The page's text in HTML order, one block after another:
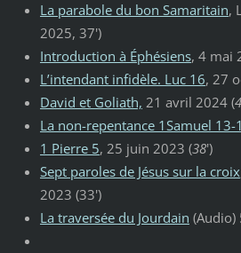
La parabole du bon Samaritain,
2025, 37')
Introduction à Éphésiens, 4 mai
L’intendant infidèle. Luc 16, 27
David et Goliath, 21 avril 2024 (
La non-repentance 1Samuel 13-
1 Pierre 5, 25 juin 2023 (38')
Sept paroles de Jésus sur la croix
2023 (33')
La traversée du Jourdain (Audio)